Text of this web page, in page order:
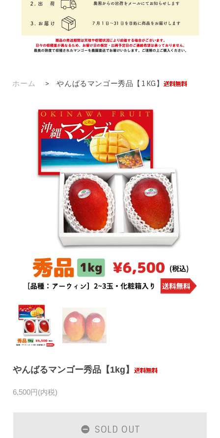
ホーム > やんばるマンゴー秀品【1KG】
やんばるマンゴー秀品【1kg】
6,500円(内税)
SOLD OUT